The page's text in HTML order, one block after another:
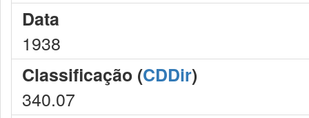
Data
1938
Classificação (CDDir)
340.07